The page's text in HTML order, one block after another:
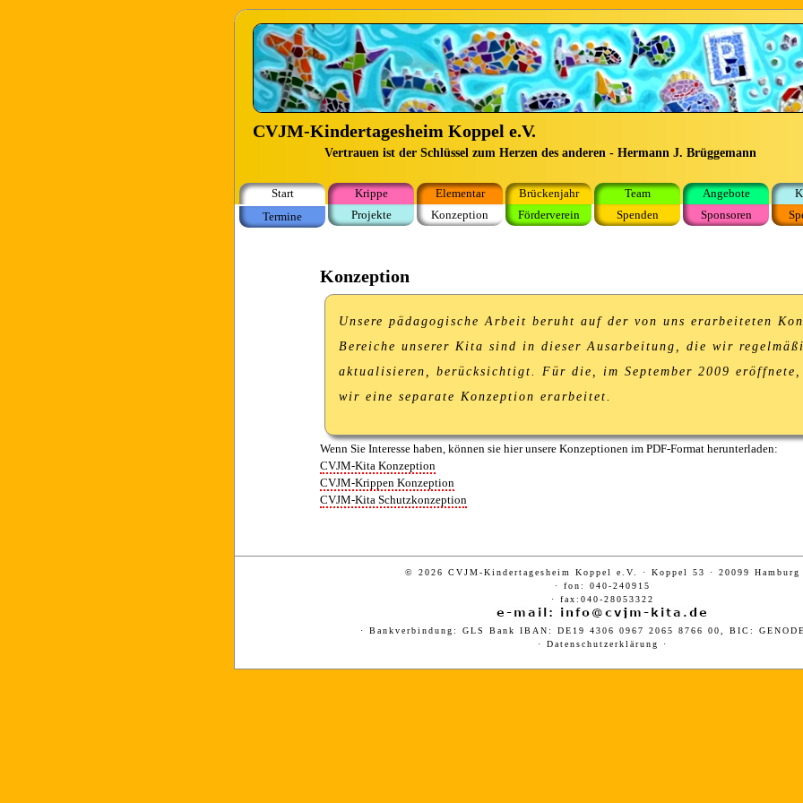
CVJM-Kindertagesheim Koppel e.V.
Vertrauen ist der Schlüssel zum Herzen des anderen - Hermann J. Brüggemann
Start Krippe Elementar Brückenjahr Team Angebote
Termine
Projekte Konzeption Förderverein Spenden Sponsoren
Konzeption
Unsere pädagogische Arbeit beruht auf der von uns erarbeiteten
Bereiche unserer Kita sind in dieser Ausarbeitung, die wir
aktualisieren, berücksichtigt. Für die, im September 2009 eröffnete,
wir eine separate Konzeption erarbeitet.
Wenn Sie Interesse haben, können sie hier unsere Konzeptionen im PDF-Format herunterladen:
CVJM-Kita Konzeption
CVJM-Krippen Konzeption
CVJM-Kita Schutzkonzeption
© 2026 CVJM-Kindertagesheim Koppel e.V. · Koppel 53 · 20099 Hamburg
· fon: 040-240915
· fax:040-28053322
· Bankverbindung: GLS Bank IBAN: DE19 4306 0967 2065 8766 00, BIC:
· Datenschutzerklärung ·